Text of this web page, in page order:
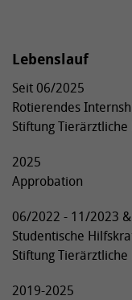
Lebenslauf
Seit 06/2025
Rotierendes
Stiftung
2025
Approbation
06/2022 - 11/2023
Studentische
Stiftung
2019-2025